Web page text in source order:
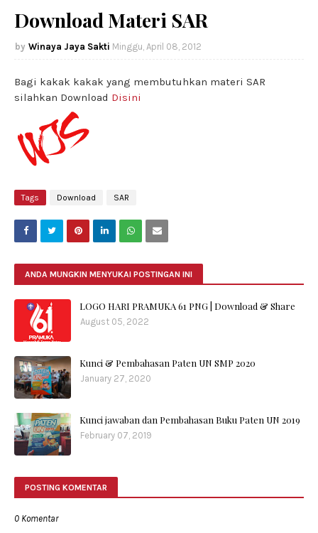
Download Materi SAR
Winaya Jaya Sakti Minggu, April 08, 2012
Bagi kakak kakak yang membutuhkan materi SAR
silahkan Download Disini
Tags Download SAR
ANDA MUNGKIN MENYUKAI POSTINGAN INI
LOGO HARI PRAMUKA 61 PNG | Download & Share
August 05, 2022
Kunci & Pembahasan Paten UN SMP 2020
January 27, 2020
Kunci jawaban dan Pembahasan Buku Paten UN 2019
February 07, 2019
POSTING KOMENTAR
0 Komentar